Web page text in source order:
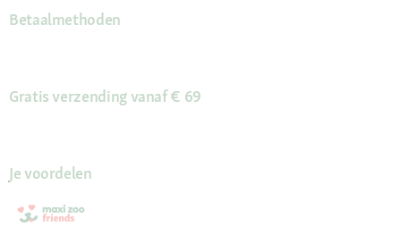
Betaalmethoden
Gratis verzending vanaf € 69
Je voordelen